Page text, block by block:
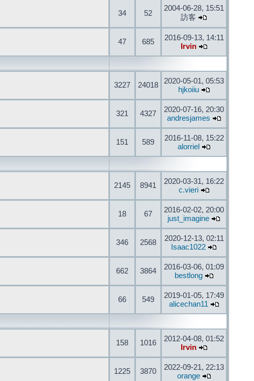
34 52
2004-06-28, 15:51
訪客
47 685
2016-09-13, 14:11
Irvin
3227 24018
2020-05-01, 05:53
hjkoiiu
321 4327
2020-07-16, 20:30
andresjames
151 589
2016-11-08, 15:22
alorriel
2145 8941
2020-03-31, 16:22
c.vieri
18 67
2016-02-02, 20:00
just_imagine
346 2568
2020-12-13, 02:11
Isaac1022
662 3864
2016-03-06, 01:09
bestlong
66 549
2019-01-05, 17:49
alicechan11
158 1016
2012-04-08, 01:52
Irvin
1225 3870
2022-09-21, 22:13
orange